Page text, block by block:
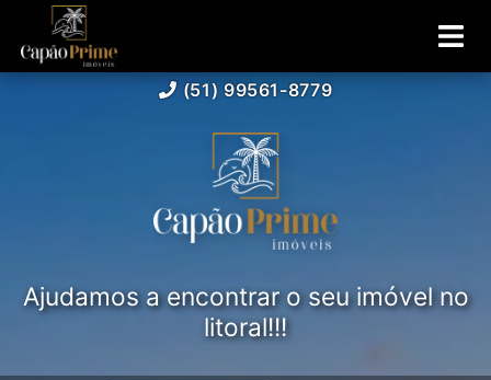
(51) 99561-8779
Ajudamos a encontrar o seu imóvel no
litoral!!!